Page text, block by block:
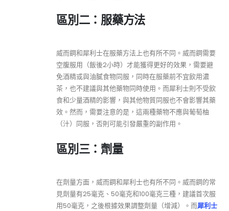
區別二：服藥方法
威而鋼和犀利士在服藥方法上也有所不同。威而鋼需要
空腹服用（飯後2小時）才能獲得更好的效果，需要避
免酒精或與油膩食物同服，同時在服藥前不宜飲用濃
茶，也不建議與其他藥物同時使用。而犀利士則不受飲
食和少量酒精的影響，與其他物質同服也不會影響其藥
效。然而，需要注意的是，這兩種藥物不應與葡萄柚
（汁）同服，否則可能引發嚴重的副作用。
區別三：劑量
在劑量方面，威而鋼和犀利士也有所不同。威而鋼的常
見劑量有25毫克、50毫克和100毫克三種，建議首次服
用50毫克，之後根據效果調整劑量（增減）。而犀利士